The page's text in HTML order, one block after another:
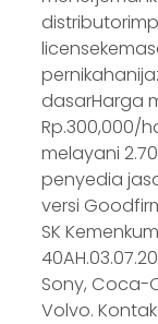
dasarHarga
Rp.300,000/
melayani
penyedia
versi
SK
Sony, Coca-
Volvo.